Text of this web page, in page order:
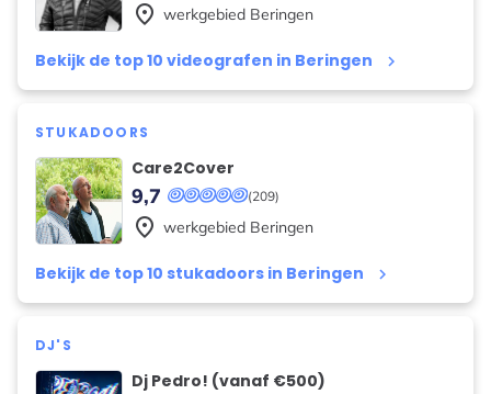
Bekijk de top 10 videografen in Beringen keyboard_arrow_right
place werkgebied Beringen
STUKADOORS
Care2Cover
(209)
9,7
Bekijk de top 10 stukadoors in Beringen keyboard_arrow_right
place werkgebied Beringen
DJ'S
Dj Pedro! (vanaf €500)